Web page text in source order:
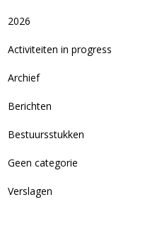
2026
Activiteiten in progress
Archief
Berichten
Bestuursstukken
Geen categorie
Verslagen